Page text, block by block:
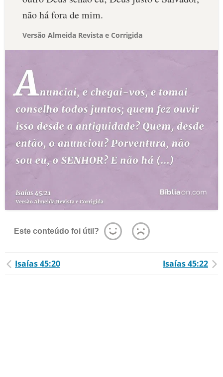
não há fora de mim.
Versão Almeida Revista e Corrigida
Este conteúdo foi útil?
Isaías 45:20 Isaías 45:22